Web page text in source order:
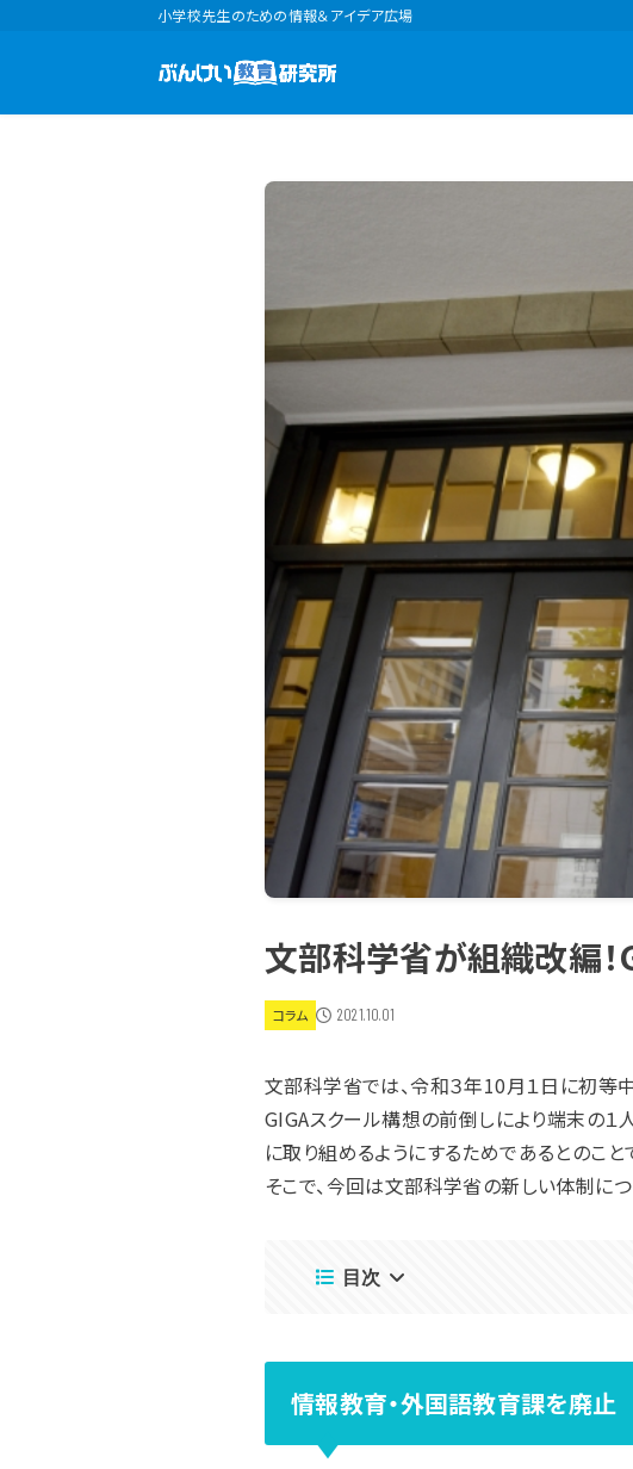
小学校先生のための情報＆アイデア広場
文部科学省が組織改編
コラム 2021.10.01
文部科学省では、令和３年10月１日に初等
GIGAスクール構想の前倒しにより端末の
に取り組めるようにするためであるとのこと
そこで、今回は文部科学省の新しい体制につ
目次
情報教育・外国語教育課を廃止